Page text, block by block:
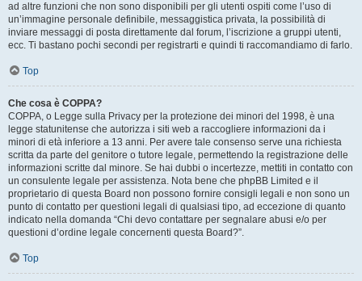
ad altre funzioni che non sono disponibili per gli utenti ospiti come l’uso di
un’immagine personale definibile, messaggistica privata, la possibilità di
inviare messaggi di posta direttamente dal forum, l’iscrizione a gruppi utenti,
ecc. Ti bastano pochi secondi per registrarti e quindi ti raccomandiamo di farlo.
Top
Che cosa è COPPA?
COPPA, o Legge sulla Privacy per la protezione dei minori del 1998, è una
legge statunitense che autorizza i siti web a raccogliere informazioni da i
minori di età inferiore a 13 anni. Per avere tale consenso serve una richiesta
scritta da parte del genitore o tutore legale, permettendo la registrazione delle
informazioni scritte dal minore. Se hai dubbi o incertezze, mettiti in contatto con
un consulente legale per assistenza. Nota bene che phpBB Limited e il
proprietario di questa Board non possono fornire consigli legali e non sono un
punto di contatto per questioni legali di qualsiasi tipo, ad eccezione di quanto
indicato nella domanda “Chi devo contattare per segnalare abusi e/o per
questioni d’ordine legale concernenti questa Board?”.
Top